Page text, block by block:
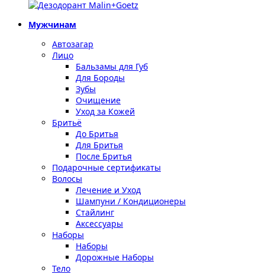
Мужчинам
Автозагар
Лицо
Бальзамы для Губ
Для Бороды
Зубы
Очищение
Уход за Кожей
Бритьё
До Бритья
Для Бритья
После Бритья
Подарочные сертификаты
Волосы
Лечение и Уход
Шампуни / Кондиционеры
Стайлинг
Аксессуары
Наборы
Наборы
Дорожные Наборы
Тело